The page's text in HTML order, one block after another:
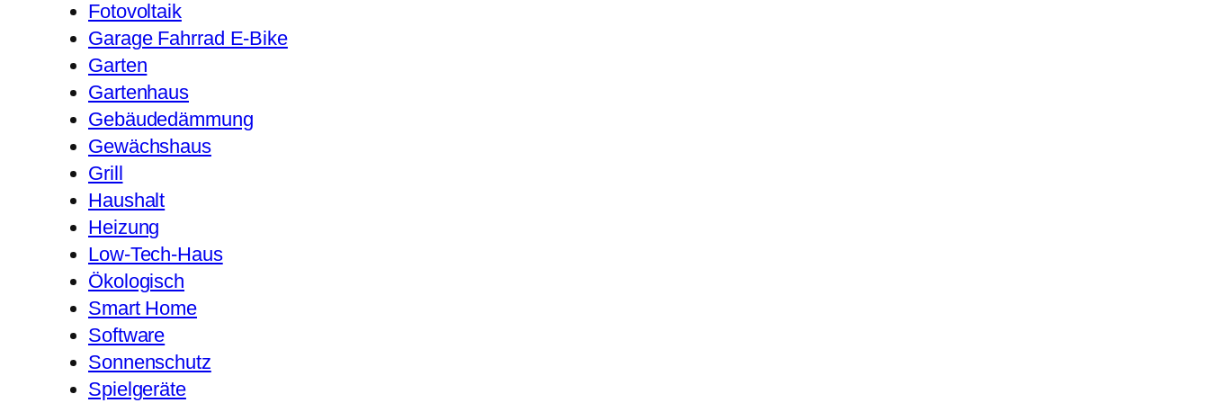
Fotovoltaik
Garage Fahrrad E-Bike
Garten
Gartenhaus
Gebäudedämmung
Gewächshaus
Grill
Haushalt
Heizung
Low-Tech-Haus
Ökologisch
Smart Home
Software
Sonnenschutz
Spielgeräte